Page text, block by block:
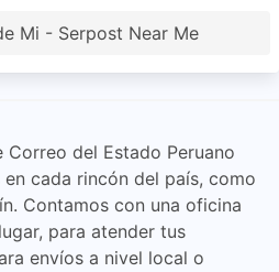
Mi - Serpost Near Me
Correo del Estado Peruano
cada rincón del país, como
Contamos con una oficina
para atender tus
envíos a nivel local o